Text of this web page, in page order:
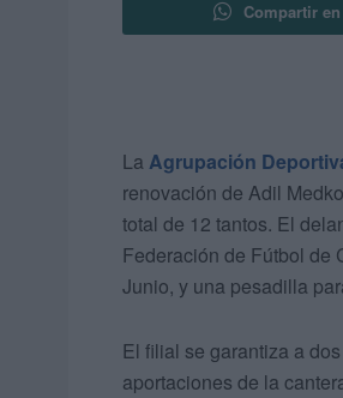
Compartir
La Agrupación
renovación de Adil
total de 12 tantos. El
Federación de Fútbol de
Junio, y una pesadilla
El filial se garantiza a
aportaciones de la